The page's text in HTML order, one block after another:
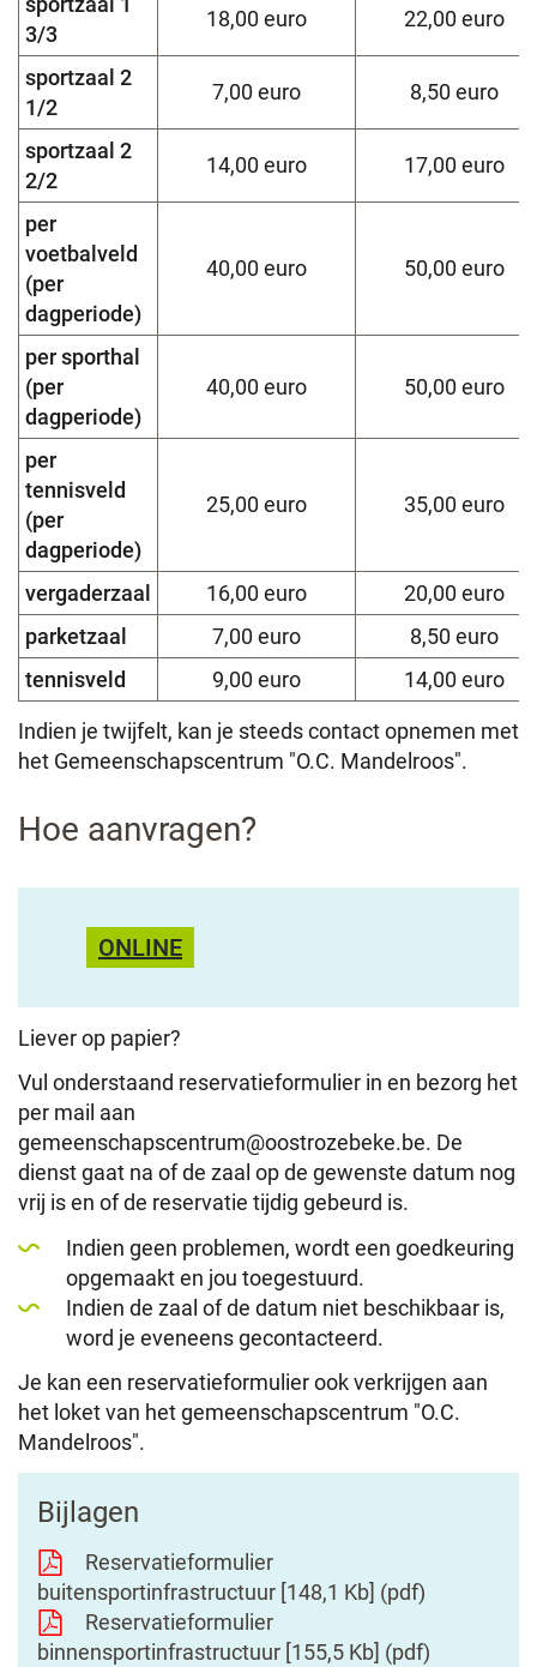
3/3
18,00 euro 22,00 euro
sportzaal 2
1/2
7,00 euro 8,50 euro
sportzaal 2
2/2
14,00 euro 17,00 euro
per
voetbalveld
(per
dagperiode)
40,00 euro 50,00 euro
per sporthal
(per
dagperiode)
40,00 euro 50,00 euro
per
tennisveld
(per
dagperiode)
25,00 euro 35,00 euro
vergaderzaal 16,00 euro
20,00 euro
parketzaal
7,00 euro
8,50 euro
tennisveld
9,00 euro 14,00 euro
Indien je twijfelt, kan je steeds contact opnemen met
het Gemeenschapscentrum "O.C. Mandelroos".
Hoe aanvragen?
ONLINE
Liever op papier?
Vul onderstaand reservatieformulier in en bezorg het
per mail aan
gemeenschapscentrum@oostrozebeke.be. De
dienst gaat na of de zaal op de gewenste datum nog
vrij is en of de reservatie tijdig gebeurd is.
Indien geen problemen, wordt een goedkeuring
opgemaakt en jou toegestuurd.
Indien de zaal of de datum niet beschikbaar is,
word je eveneens gecontacteerd.
Je kan een reservatieformulier ook verkrijgen aan
het loket van het gemeenschapscentrum "O.C.
Mandelroos".
Bijlagen
Reservatieformulier
buitensportinfrastructuur 148,1 Kb
pdf
Reservatieformulier
binnensportinfrastructuur 155,5 Kb
pdf